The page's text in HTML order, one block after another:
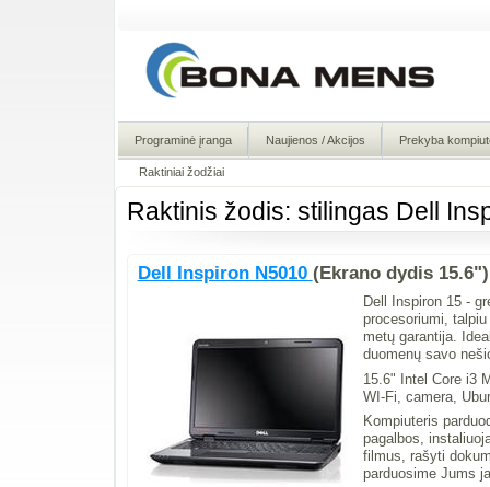
Programinė įranga Naujienos / Akcijos Prekyba
Raktiniai žodžiai
Raktinis žodis: stilingas Dell
Dell Inspiron N5010 (Ekrano dydis 15.6")
Dell Inspiron 15 -
procesoriumi,
metų garantija.
duomenų savo
15.6" Intel Core i3
WI-Fi, camera,
Kompiuteris
pagalbos,
filmus, rašyti
parduosime Jums